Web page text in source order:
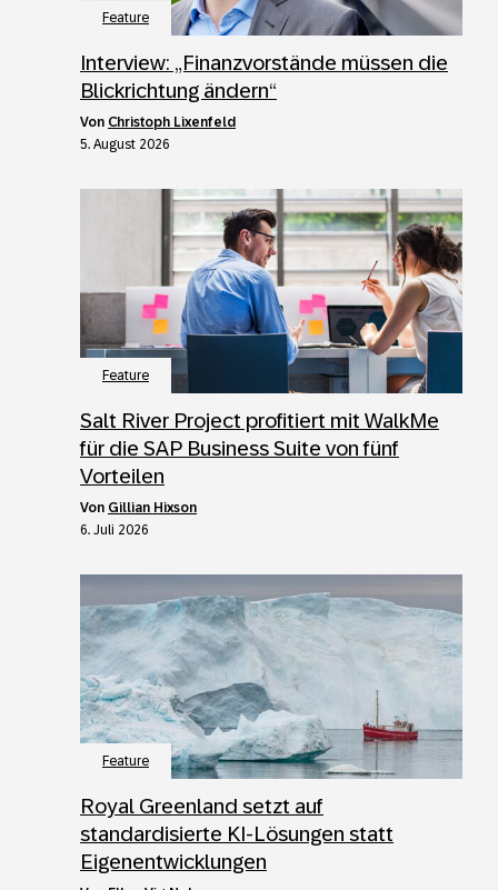
Feature
Interview: „Finanzvorstände müssen die
Blickrichtung ändern“
von Christoph Lixenfeld
5. August 2026
Feature
Salt River Project profitiert mit WalkMe
für die SAP Business Suite von fünf
Vorteilen
von Gillian Hixson
6. Juli 2026
Feature
Royal Greenland setzt auf
standardisierte KI-Lösungen statt
Eigenentwicklungen